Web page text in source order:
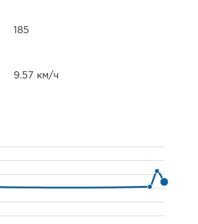
185
9.57 км/ч